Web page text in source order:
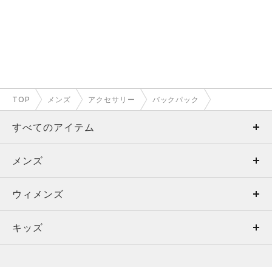
TOP メンズ アクセサリー バックパック
すべてのアイテム
メンズ
ウィメンズ
キッズ
メンズ
トップス
ボトムス
ウィメンズ
トップス
キッズ